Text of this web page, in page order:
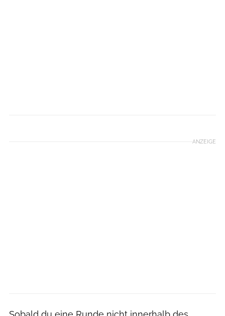
ANZEIGE